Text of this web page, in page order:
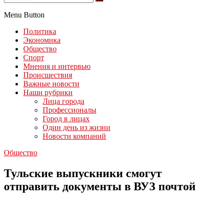
Menu Button
Политика
Экономика
Общество
Спорт
Мнения и интервью
Происшествия
Важные новости
Наши рубрики
Лица города
Профессионалы
Город в лицах
Один день из жизни
Новости компаний
Общество
Тульские выпускники смогут
отправить документы в ВУЗ почтой